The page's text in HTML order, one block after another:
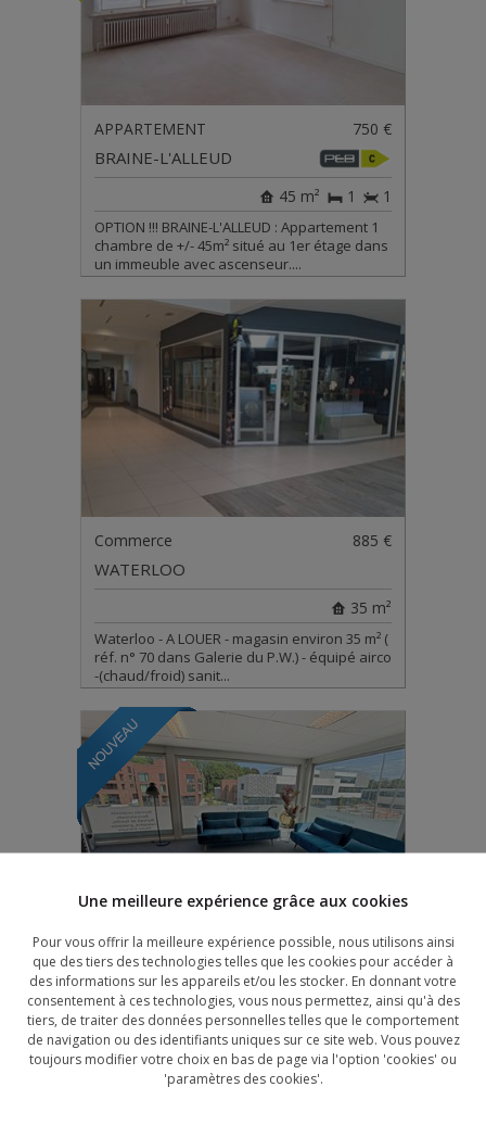
APPARTEMENT 750 €
BRAINE-L'ALLEUD
1
1
45 m²
OPTION !!! BRAINE-L'ALLEUD : Appartement 1
chambre de +/- 45m² situé au 1er étage dans
un immeuble avec ascenseur....
Commerce 885 €
WATERLOO
35 m²
Waterloo - A LOUER - magasin environ 35 m² (
réf. n° 70 dans Galerie du P.W.) - équipé airco
-(chaud/froid) sanit...
BUREAUX 950 €
WATERLOO
105 m²
Waterloo - proximité centre commercial et à
côté de l'hôtel IBIS - Bureaux à louer env. 120
m² - 1er étage - l...
Une meilleure expérience grâce aux cookies
Pour vous offrir la meilleure expérience possible, nous utilisons ainsi
que des tiers des technologies telles que les cookies pour accéder à
des informations sur les appareils et/ou les stocker. En donnant votre
consentement à ces technologies, vous nous permettez, ainsi qu'à des
tiers, de traiter des données personnelles telles que le comportement
de navigation ou des identifiants uniques sur ce site web. Vous pouvez
toujours modifier votre choix en bas de page via l'option 'cookies' ou
'paramètres des cookies'.